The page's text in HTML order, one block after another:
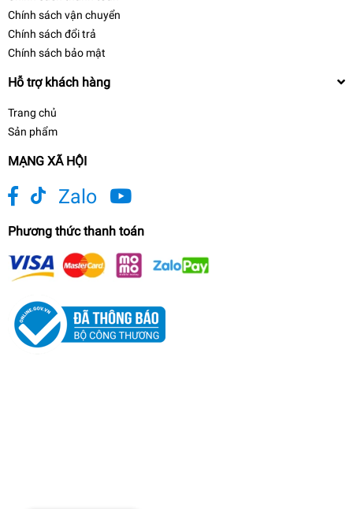
Chính sách vận chuyển
Chính sách đổi trả
Chính sách bảo mật
Hỗ trợ khách hàng
Trang chủ
Sản phẩm
MẠNG XÃ HỘI
Zalo
Phương thức thanh toán